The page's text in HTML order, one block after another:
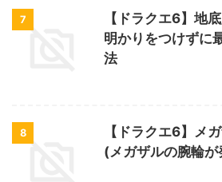
7
【ドラクエ6】地
明かりをつけずに
法
8
【ドラクエ6】メ
(メガザルの腕輪